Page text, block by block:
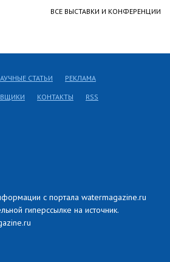
ВСЕ ВЫСТАВКИ И КОНФЕРЕНЦИИ
с портала watermagazine.ru
гиперссылке на источник.
СТАТЬИ РЕКЛАМА
КОНТАКТЫ RSS